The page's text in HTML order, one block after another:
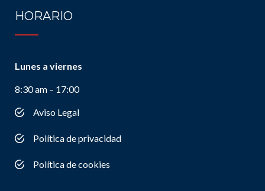
HORARIO
Lunes a viernes
8:30 am – 17:00
Aviso Legal
Política de privacidad
Política de cookies